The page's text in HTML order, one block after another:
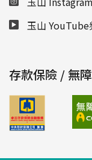
玉山 YouTube
存款保險 / 無